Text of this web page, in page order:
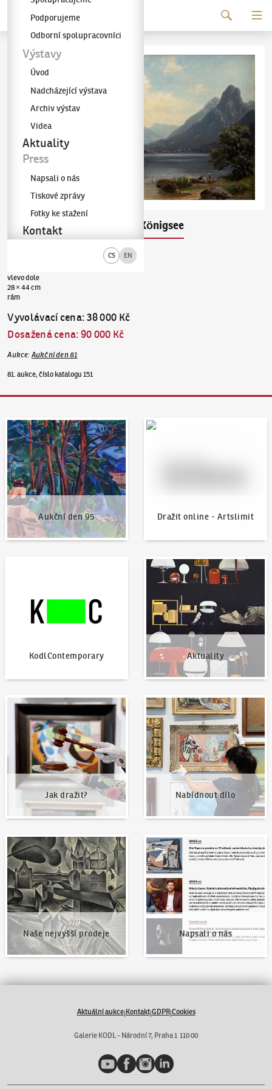
Galerie KODL
CS EN
Podporujeme
Odborní spolupracovníci
Výstavy
Úvod
Nadcházející výstava
Archiv výstav
Videa
Aktuality
Press
Napsali o nás
Tiskové zprávy
Fotky ke stažení
Kontakt
Bertha von Grab Königsee
vlevo dole
28 × 44 cm
rám
Vyvolávací cena:38 000 Kč
Dosažená cena:90 000 Kč
Aukce: Aukční den 81
81. aukce, číslo katalogu 151
Aukční den 95
Aukční den 95
Dražit online - Artslimit
Dražit online - Artslimit
KodlContemporary Aktuality
Aktuality
Jak dražit?
Jak dražit?
Nabídnout dílo
Nabídnout dílo
Naše nejvyšší prodeje
Naše nejvyšší prodeje
Napsali o nás
Napsali o nás
Aktuální aukce|Kontakt|GDPR|Cookies
Galerie KODL - Národní 7, Praha 1 110 00
YouTubeFacebookInstagramLinkedIn